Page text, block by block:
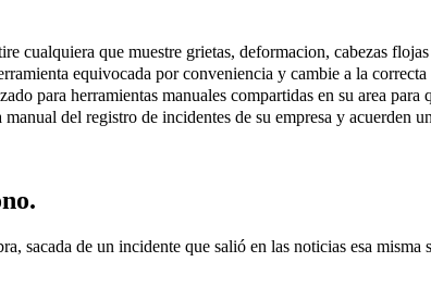
cualquiera que muestre grietas, deformacion, cabezas
equivocada por conveniencia y cambie a la correcta
para herramientas manuales compartidas en su area para
del registro de incidentes de su empresa y acuerden
sacada de un incidente que salió en las noticias esa